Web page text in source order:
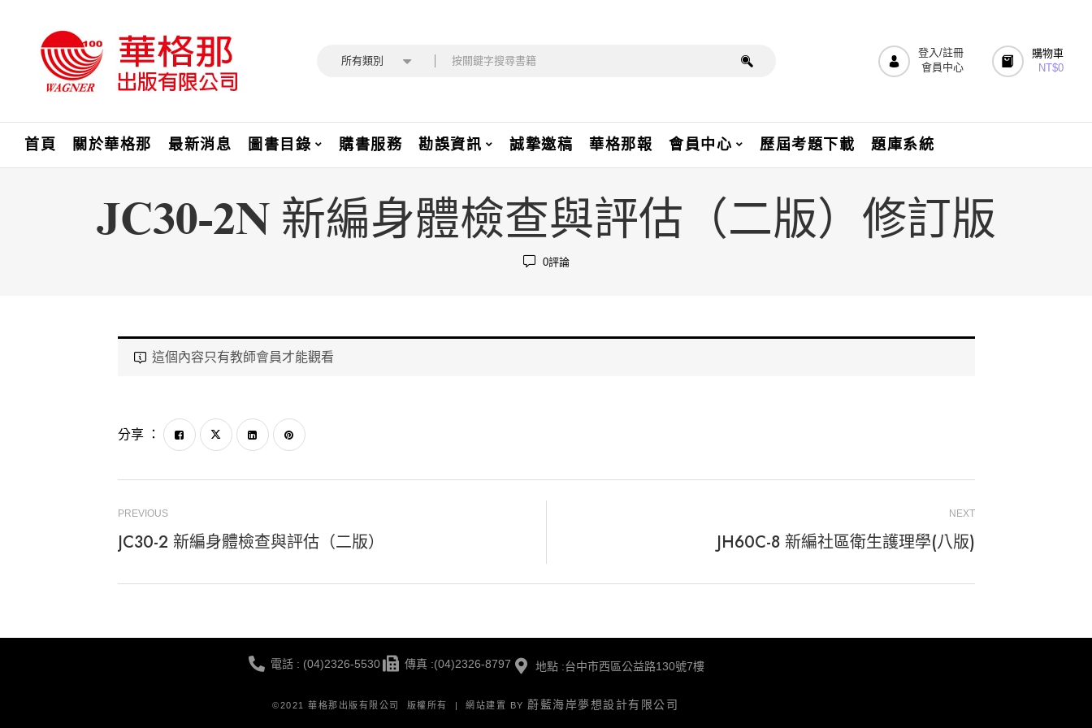
所有類別
登入/註冊
會員中心
購物車
NT$0
首頁 關於華格那 最新消息 圖書目錄 購書服務 勘誤資訊 誠摯邀稿 華格那報 會員中心 歷屆考題下載 題庫系統
JC30-2N 新編身體檢查與評估（二版）修訂版
0評論
這個內容只有教師會員才能觀看
分享 ：
PREVIOUS
JC30-2 新編身體檢查與評估（二版）
NEXT
JH60C-8 新編社區衛生護理學(八版)
電話 : (04)2326-5530 傳真 :(04)2326-8797 地點 :台中市西區公益路130號7樓
©2021 華格那出版有限公司 版權所有 | 網站建置 BY 蔚藍海岸夢想設計有限公司